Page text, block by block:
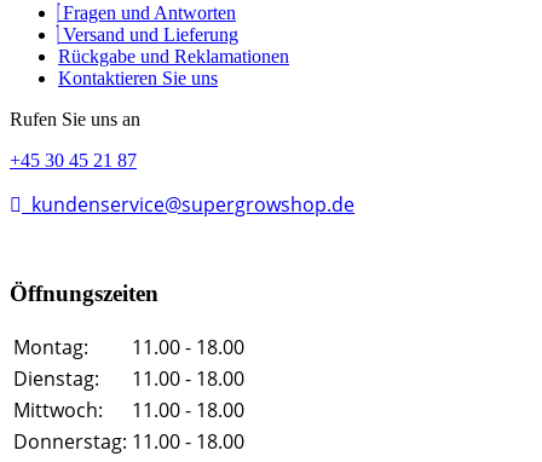
Fragen und Antworten
Versand und Lieferung
Rückgabe und Reklamationen
Kontaktieren Sie uns
Rufen Sie uns an
+45 30 45 21 87
kundenservice@supergrowshop.de
Öffnungszeiten
Montag:
11.00 - 18.00
Dienstag:
11.00 - 18.00
Mittwoch:
11.00 - 18.00
Donnerstag: 11.00 - 18.00